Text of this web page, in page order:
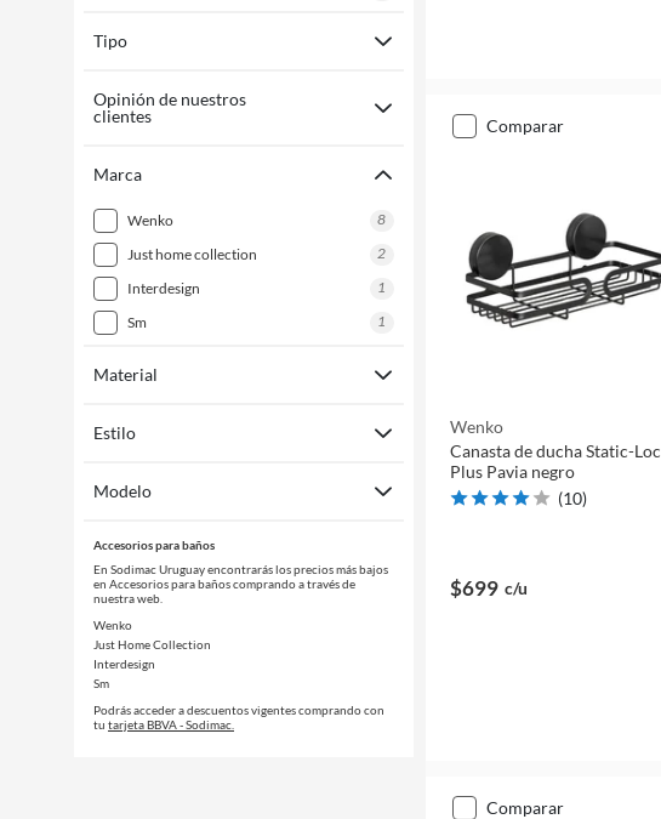
Tipo
Opinión de nuestros
clientes
Marca
wenko
8
just home collection
2
interdesign
1
sm
1
Material
Estilo
Modelo
Accesorios para baños
En Sodimac Uruguay encontrarás los precios más bajos
en Accesorios para baños comprando a través de
nuestra web.
Wenko
Just Home Collection
Interdesign
Sm
Podrás acceder a descuentos vigentes comprando con
tu tarjeta BBVA - Sodimac.
comparar
Wenko
Canasta de ducha Static-Loc
Plus Pavia negro
(10)
$699 c/u
comparar